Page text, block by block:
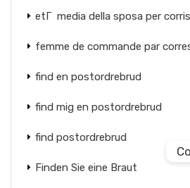
etГ media della sposa per
femme de commande par
find en postordrebrud
find mig en postordrebrud
find postordrebrud
Finden Sie eine Braut